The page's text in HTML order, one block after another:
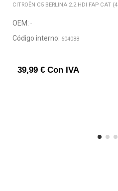
CITROËN C5 BERLINA 2.2 HDI FAP CAT
OEM: -
Código interno: 604088
39,99 € Con IVA